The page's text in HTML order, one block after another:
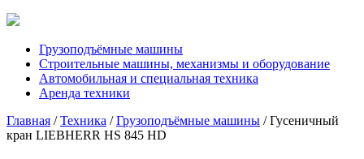
Грузоподъёмные машины
Строительные машины, механизмы и оборудование
Автомобильная и специальная техника
Аренда техники
Главная /Техника /Грузоподъёмные машины / Гусеничный
кран LIEBHERR HS 845 HD